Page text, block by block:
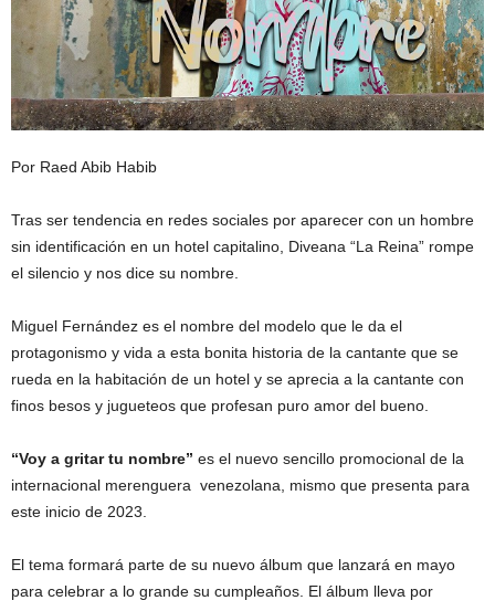
Por Raed Abib Habib
Tras ser tendencia en redes sociales por aparecer con un hombre
sin identificación en un hotel capitalino, Diveana “La Reina” rompe
el silencio y nos dice su nombre.
Miguel Fernández es el nombre del modelo que le da el
protagonismo y vida a esta bonita historia de la cantante que se
rueda en la habitación de un hotel y se aprecia a la cantante con
finos besos y jugueteos que profesan puro amor del bueno.
“Voy a gritar tu nombre” es el nuevo sencillo promocional de la
internacional merenguera venezolana, mismo que presenta para
este inicio de 2023.
El tema formará parte de su nuevo álbum que lanzará en mayo
para celebrar a lo grande su cumpleaños. El álbum lleva por